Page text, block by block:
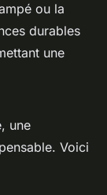
ou la
durables
une
une
Voici